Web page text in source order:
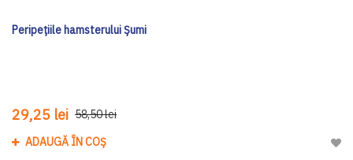
Peripețiile hamsterului Șumi
29,25 lei 58,50 lei
ADAUGĂ ÎN COȘ